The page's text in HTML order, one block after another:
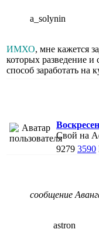
a_solynin
ИМХО, мне кажется
которых разведение и
способ заработать на
Свой на
9279 3590
сообщение
astron